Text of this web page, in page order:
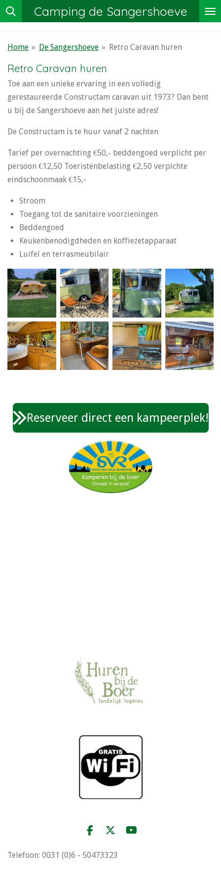
Ga
direct
de
hoofdinhoud
Camping de Sangershoeve
Home » De Sangershoeve » Retro Caravan huren
Retro Caravan huren
Toe aan een unieke ervaring in een volledig
gerestaureerde Constructam caravan uit 1973? Dan bent
u bij de Sangershoeve aan het juiste adres!
De Constructam is te huur vanaf 2 nachten
Tarief per overnachting €50,- beddengoed verplicht per
persoon €12,50 Toeristenbelasting €2,50 verpichte
eindschoonmaak €15,-
Stroom
Toegang tot de sanitaire voorzieningen
Beddengoed
Keukenbenodigdheden en koffiezetapparaat
Luifel en terrasmeubilair
Reserveer direct een kampeerplek!
F
c
X
Y
Telefoon: 0031 (0)6 - 50473323